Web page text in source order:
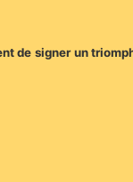
de signer un